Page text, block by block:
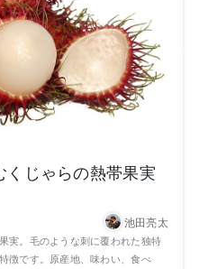
くじゃらの熱帯果実
池田亮太
実。毛のような刺に覆われた独特
徴です。原産地、味わい、食べ